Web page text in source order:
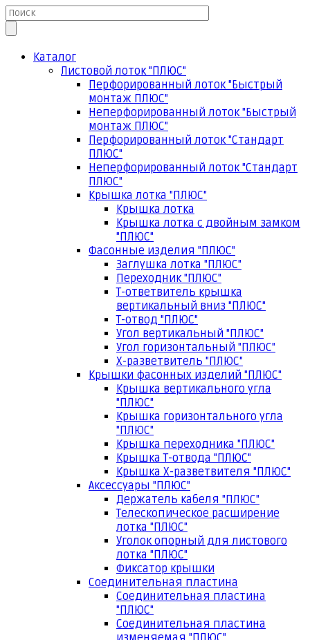
Каталог
Листовой лоток "ПЛЮС"
Перфорированный лоток "Быстрый
монтаж ПЛЮС"
Неперфорированный лоток "Быстрый
монтаж ПЛЮС"
Перфорированный лоток "Стандарт
ПЛЮС"
Неперфорированный лоток "Стандарт
ПЛЮС"
Крышка лотка "ПЛЮС"
Крышка лотка
Крышка лотка с двойным замком
"ПЛЮС"
Фасонные изделия "ПЛЮС"
Заглушка лотка "ПЛЮС"
Переходник "ПЛЮС"
Т-ответвитель крышка
вертикальный вниз "ПЛЮС"
Т-отвод "ПЛЮС"
Угол вертикальный "ПЛЮС"
Угол горизонтальный "ПЛЮС"
Х-разветвитель "ПЛЮС"
Крышки фасонных изделий "ПЛЮС"
Крышка вертикального угла
"ПЛЮС"
Крышка горизонтального угла
"ПЛЮС"
Крышка переходника "ПЛЮС"
Крышка Т-отвода "ПЛЮС"
Крышка Х-разветвителя "ПЛЮС"
Аксессуары "ПЛЮС"
Держатель кабеля "ПЛЮС"
Телескопическое расширение
лотка "ПЛЮС"
Уголок опорный для листового
лотка "ПЛЮС"
Фиксатор крышки
Соединительная пластина
Соединительная пластина
"ПЛЮС"
Соединительная пластина